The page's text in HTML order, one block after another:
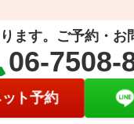
ます。ご予約・お
06-7508-
ト予約